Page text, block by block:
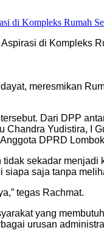
di Kompleks
meresmikan
Dari DPP
Yudistira, I
DPRD
sekadar
saja tanpa
tegas Rachmat.
yang
urusan